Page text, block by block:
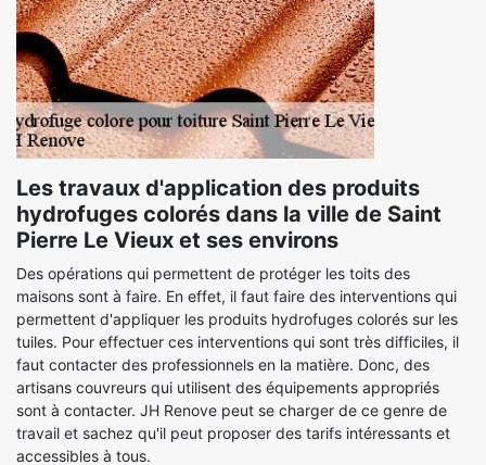
Les travaux d'application des produits
hydrofuges colorés dans la ville de Saint
Pierre Le Vieux et ses environs
Des opérations qui permettent de protéger les toits des
maisons sont à faire. En effet, il faut faire des interventions qui
permettent d'appliquer les produits hydrofuges colorés sur les
tuiles. Pour effectuer ces interventions qui sont très difficiles, il
faut contacter des professionnels en la matière. Donc, des
artisans couvreurs qui utilisent des équipements appropriés
sont à contacter. JH Renove peut se charger de ce genre de
travail et sachez qu'il peut proposer des tarifs intéressants et
accessibles à tous.